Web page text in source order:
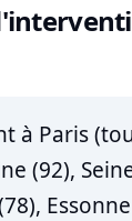
à Paris
(92),